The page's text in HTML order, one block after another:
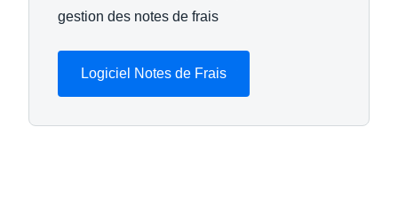
gestion des notes de frais
Logiciel Notes de Frais